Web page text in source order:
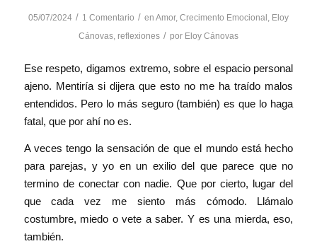
05/07/2024 / 1 Comentario / en Amor, Crecimento Emocional Eloy
Cánovas, reflexiones / por Eloy Cánovas
Ese respeto, digamos extremo, sobre el espacio personal
ajeno. Mentiría si dijera que esto no me ha traído malos
entendidos. Pero lo más seguro (también) es que lo haga
fatal, que por ahí no es.
A veces tengo la sensación de que el mundo está hecho
para parejas, y yo en un exilio del que parece que no
termino de conectar con nadie. Que por cierto, lugar del
que cada vez me siento más cómodo. Llámalo
costumbre, miedo o vete a saber. Y es una mierda, eso,
también.